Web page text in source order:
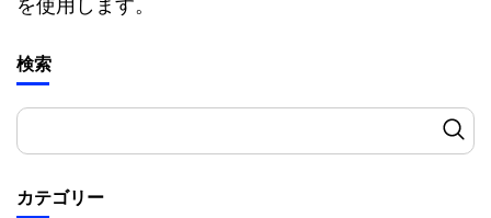
を使用します。
検索
カテゴリー